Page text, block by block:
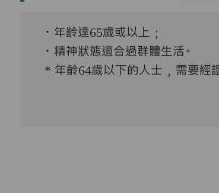
．年齡達65歲或以上﹔
．精神狀態適合過群體生活。
* 年齡64歲以下的人士﹐需要經